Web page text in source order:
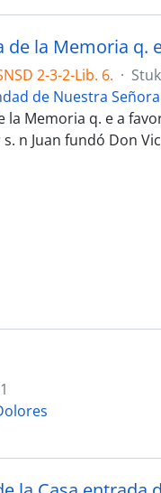
2-3-2-Lib. 6. · Stuk
de Nuestra
la Memoria q. e a
n Juan fundó Don